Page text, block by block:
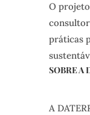
O
práticas
SOBRE A
A